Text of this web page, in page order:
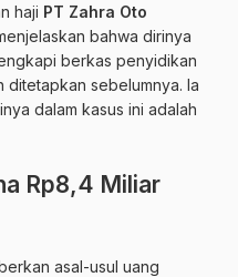
haji PT Zahra Oto
bahwa dirinya
berkas penyidikan
sebelumnya. Ia
dalam kasus ini adalah
Rp8,4 Miliar
asal-usul uang